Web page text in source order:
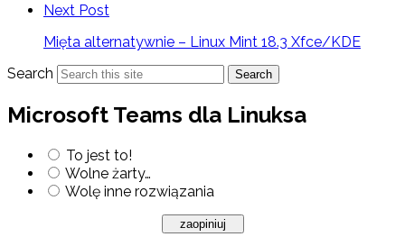
Next Post
Mięta alternatywnie – Linux Mint 18.3 Xfce/KDE
Search
Search
Microsoft Teams dla Linuksa
To jest to!
Wolne żarty…
Wolę inne rozwiązania